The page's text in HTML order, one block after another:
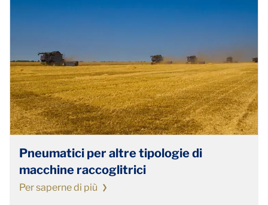
Pneumatici per altre tipologie di
macchine raccoglitrici
Per saperne di più